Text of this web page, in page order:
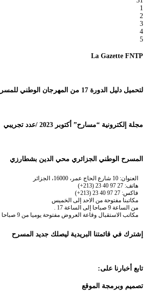
1
2
3
4
5
La Gazette FNTP
لتحميل دليل الدورة 17 من المهرجان الوطني للمسرح المحترف
مجلة إلكترونية “مسارح” أكتوبر 2023 /عدد تجريبي
المسرح الوطني الجزائري محي الدين بشطارزي
العنوان: 10 شارع الحاج عمر، 16000، الجزائر
هاتف: 27 97 40 23 (213+)
فاكس: 27 97 40 23 (213+)
مكاتبنا مفتوحة من الاحد إلى الخميس
من الساعة 9 صباحا إلى الساعة 17 .
مكاتب الاستقبال وقاعة العروض مفتوحة يوميا من 9 صباحا إلى غاية نهاية العروض.
إشترك في قائمتنا البريدية ليصلك جديد المسرح
تابع أخبارنا على:
تصميم وبرمجة الموقع